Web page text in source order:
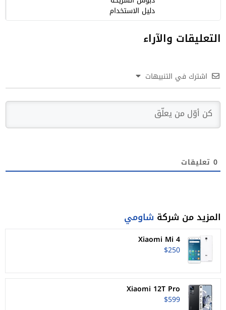
دليل الاستخدام
التعليقات والآراء
اشترك في التنبيهات
0 تعليقات
المزيد من شركة شاومي
Xiaomi Mi 4
$250
Xiaomi 12T Pro
$599